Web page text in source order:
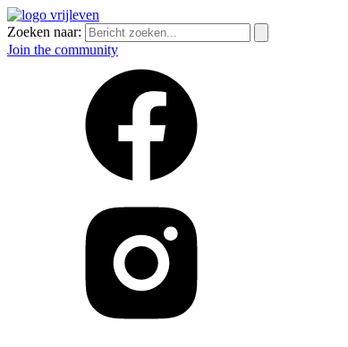
Zoeken naar:
Join the community